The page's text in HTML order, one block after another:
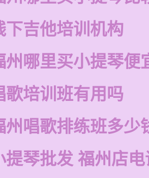
下吉他培训机构
州哪里买小提琴便
歌培训班有用吗
州唱歌排练班多少
提琴批发 福州店